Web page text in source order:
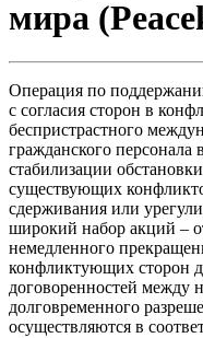
мира
Операция по
с согласия сторон в
беспристрастного
гражданского
стабилизации
существующих
сдерживания или
широкий набор акций –
немедленного
конфликтующих сторон
договоренностей между
долговременного
осуществляются в